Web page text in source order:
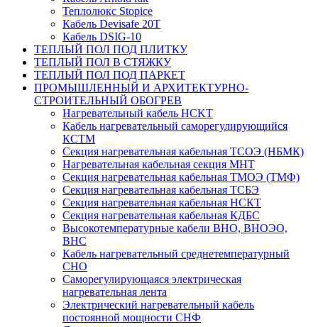
Теплолюкс Stopice
Кабель Devisafe 20T
Кабель DSIG-10
ТЕПЛЫЙ ПОЛ ПОД ПЛИТКУ
ТЕПЛЫЙ ПОЛ В СТЯЖКУ
ТЕПЛЫЙ ПОЛ ПОД ПАРКЕТ
ПРОМЫШЛЕННЫЙ И АРХИТЕКТУРНО-
СТРОИТЕЛЬНЫЙ ОБОГРЕВ
Нагревательный кабель НCKТ
Кабель нагревательный саморегулирующийся
КСТМ
Секция нагревательная кабельная ТСОЭ (НБМК)
Нагревательная кабельная секция МНТ
Секция нагревательная кабельная ТМОЭ (ТМФ)
Секция нагревательная кабельная ТСБЭ
Секция нагревательная кабельная НСКТ
Секция нагревательная кабельная КДБС
Высокотемпературные кабели ВНО, ВНОЭО,
ВНС
Кабель нагревательный среднетемпературный
СНО
Саморегулирующаяся электрическая
нагревательная лента
Электрический нагревательный кабель
постоянной мощности СНФ